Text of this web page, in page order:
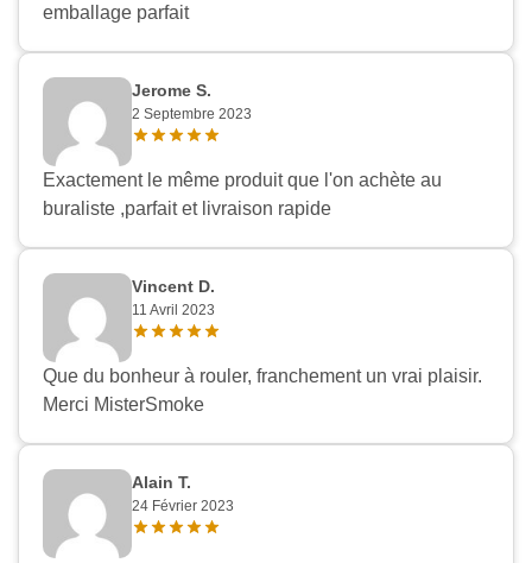
emballage parfait
Jerome S.
2 Septembre 2023
Exactement le même produit que l'on achète au
buraliste ,parfait et livraison rapide
Vincent D.
11 Avril 2023
Que du bonheur à rouler, franchement un vrai plaisir.
Merci MisterSmoke
Alain T.
24 Février 2023